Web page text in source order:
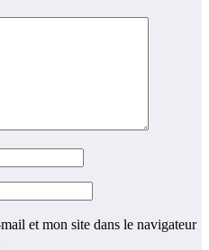
et mon site dans le navigateur